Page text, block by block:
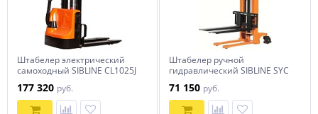
Штабелер электрический
самоходный SIBLINE CL1025J
177 320 руб.
Штабелер ручной
гидравлический SIBLINE SYC
71 150 руб.